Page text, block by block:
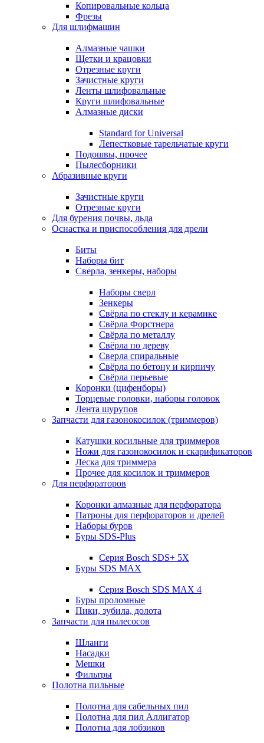
Копировальные кольца
Фрезы
Для шлифмашин
Алмазные чашки
Щетки и крацовки
Отрезные круги
Зачистные круги
Ленты шлифовальные
Круги шлифовальные
Алмазные диски
Standard for Universal
Лепестковые тарельчатые круги
Подошвы, прочее
Пылесборники
Абразивные круги
Зачистные круги
Отрезные круги
Для бурения почвы, льда
Оснастка и приспособления для дрели
Биты
Наборы бит
Сверла, зенкеры, наборы
Наборы сверл
Зенкеры
Свёрла по стеклу и керамике
Свёрла Форстнера
Свёрла по металлу
Свёрла по дереву
Сверла спиральные
Свёрла по бетону и кирпичу
Свёрла перьевые
Коронки (цифенборы)
Торцевые головки, наборы головок
Лента шурупов
Запчасти для газонокосилок (триммеров)
Катушки косильные для триммеров
Ножи для газонокосилок и скарификаторов
Леска для триммера
Прочее для косилок и триммеров
Для перфораторов
Коронки алмазные для перфоратора
Патроны для перфораторов и дрелей
Наборы буров
Буры SDS-Plus
Серия Bosch SDS+ 5X
Буры SDS MAX
Серия Bosch SDS MAX 4
Буры проломные
Пики, зубила, долота
Запчасти для пылесосов
Шланги
Насадки
Мешки
Фильтры
Полотна пильные
Полотна для сабельных пил
Полотна для пил Аллигатор
Полотна для лобзиков